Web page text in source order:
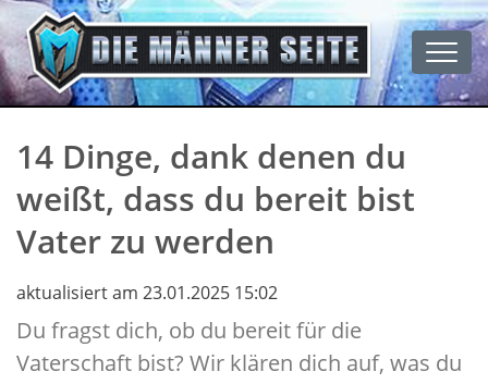
14 Dinge, dank denen du
weißt, dass du bereit bist
Vater zu werden
aktualisiert am 23.01.2025 15:02
Du fragst dich, ob du bereit für die
Vaterschaft bist? Wir klären dich auf, was du